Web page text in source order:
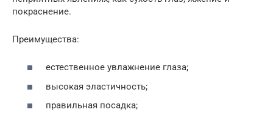
покраснение.
Преимущества:
естественное увлажнение глаза;
высокая эластичность;
правильная посадка;